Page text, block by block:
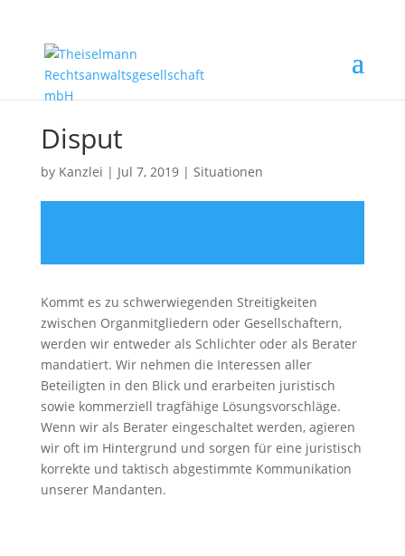
Disput
by Kanzlei | Jul 7, 2019| Situationen
Kommt es zu schwerwiegenden Streitigkeiten
zwischen Organmitgliedern oder Gesellschaftern,
werden wir entweder als Schlichter oder als Berater
mandatiert. Wir nehmen die Interessen aller
Beteiligten in den Blick und erarbeiten juristisch
sowie kommerziell tragfähige Lösungsvorschläge.
Wenn wir als Berater eingeschaltet werden, agieren
wir oft im Hintergrund und sorgen für eine juristisch
korrekte und taktisch abgestimmte Kommunikation
unserer Mandanten.